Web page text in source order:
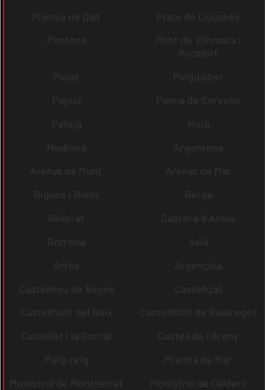
Premià de Dalt
Prats de Lluçanès
Pontons
Pont de Vilomara i
Rocafort
Pujalt
Puigdàlber
Papiol
Palma de Cervelló
Pallejà
Moià
Mediona
Argentona
Arenys de Munt
Arenys de Mar
Bigues i Riells
Berga
Bellprat
Cabrera d´Anoia
Borredà
Avià
Artés
Argençola
Castellnou de Bages
Castellgalí
Castellfullit del Boix
Castellfollit de Riubregós
Castellet i la Gornal
Castell de l´Areny
Puig-reig
Premià de Mar
Monistrol de Montserrat
Monistrol de Calders